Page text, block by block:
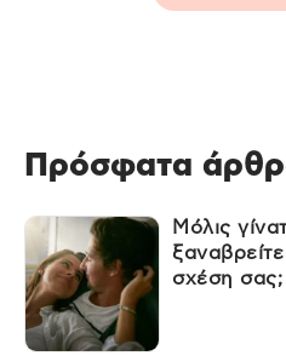
Πρόσφατα
Μόλις
σχέση σας;